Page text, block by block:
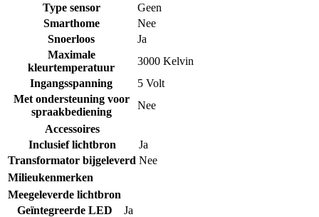
Type sensor
Geen
Smarthome
Nee
Snoerloos
Ja
Maximale
kleurtemperatuur
3000 Kelvin
Ingangsspanning
5 Volt
Met ondersteuning voor
spraakbediening
Nee
Accessoires
Inclusief lichtbron
Ja
Transformator bijgeleverd Nee
Milieukenmerken
Meegeleverde lichtbron
Geïntegreerde LED
Ja